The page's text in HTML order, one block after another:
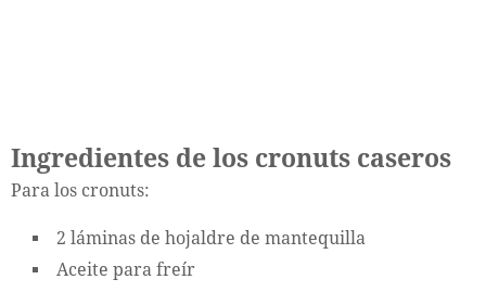
Ingredientes de los cronuts caseros
Para los cronuts:
2 láminas de hojaldre de mantequilla
Aceite para freír